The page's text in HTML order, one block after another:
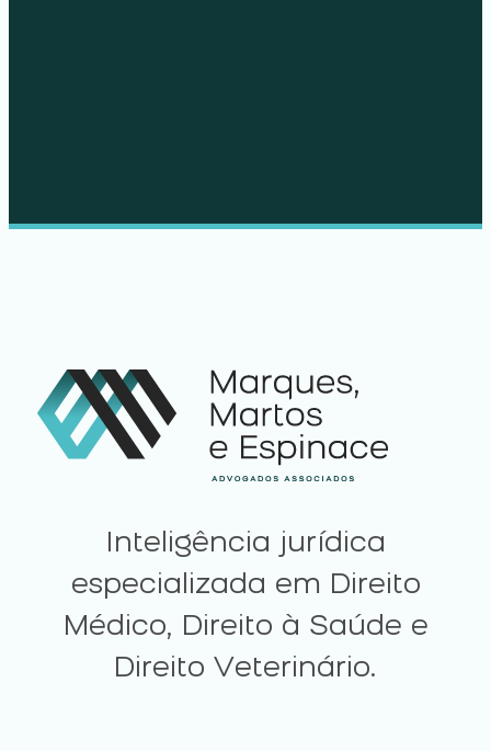
Inteligência jurídica
especializada em Direito
Médico, Direito à Saúde e
Direito Veterinário.